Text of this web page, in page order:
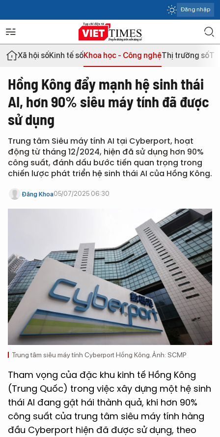
Đăng nhập
Xã hội sốKinh tế sốKhoa học - Công nghệThị trường số
Hồng Kông đẩy mạnh hệ sinh thái
AI, hơn 90% siêu máy tính đã được
sử dụng
Trung tâm Siêu máy tính AI tại Cyberport, hoạt
động từ tháng 12/2024, hiện đã sử dụng hơn 90%
công suất, đánh dấu bước tiến quan trọng trong
chiến lược phát triển hệ sinh thái AI của Hồng Kông.
Đăng Khoa05/07/2025 06:30
Trung tâm siêu máy tính Cyberport Hồng Kông. Ảnh: SCMP
Tham vọng của đặc khu kinh tế Hồng Kông
(Trung Quốc) trong việc xây dựng một hệ sinh
thái AI đang gặt hái thành quả, khi hơn 90%
công suất của trung tâm siêu máy tính hàng
đầu Cyberport hiện đã được sử dụng, theo